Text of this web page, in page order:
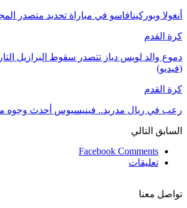
أنغولا وبوركينافاسو في مباراة تحديد متصدر
كرة القدم
دموع والد لويس دياز تتصدر سقوط البرازيل
(فيديو)
كرة القدم
رعب في ريال مدريد.. فينيسيوس أحدث وجوه
السابق التالي
Facebook Comments
تعليقات
تواصل معنا